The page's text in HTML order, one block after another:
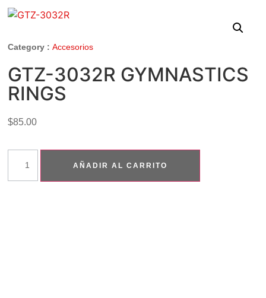
Category :Accesorios
GTZ-3032R GYMNASTICS
RINGS
$85.00
AÑADIR AL CARRITO